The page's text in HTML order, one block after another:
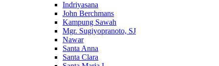
Indriyasana
John Berchmans
Kampung Sawah
Mgr. Sugiyopranoto, SJ
Nawar
Santa Anna
Santa Clara